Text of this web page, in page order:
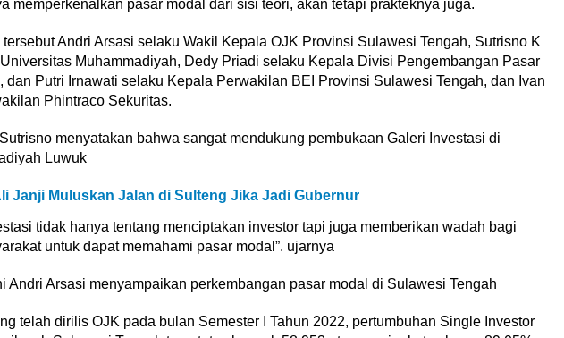
memperkenalkan pasar modal dari sisi teori, akan tetapi prakteknya juga.
Andri Arsasi selaku Wakil Kepala OJK Provinsi Sulawesi Tengah, Sutrisno K
Muhammadiyah, Dedy Priadi selaku Kepala Divisi Pengembangan Pasar
dan Putri Irnawati selaku Kepala Perwakilan BEI Provinsi Sulawesi Tengah, dan Ivan
Phintraco Sekuritas.
menyatakan bahwa sangat mendukung pembukaan Galeri Investasi di
Luwuk
Janji Muluskan Jalan di Sulteng Jika Jadi Gubernur
tidak hanya tentang menciptakan investor tapi juga memberikan wadah bagi
untuk dapat memahami pasar modal”. ujarnya
Andri Arsasi menyampaikan perkembangan pasar modal di Sulawesi Tengah
telah dirilis OJK pada bulan Semester I Tahun 2022, pertumbuhan Single Investor